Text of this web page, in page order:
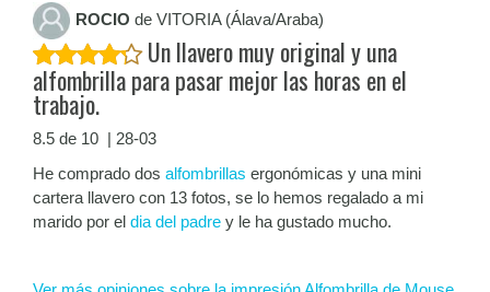
ROCIO de VITORIA (Álava/Araba)
Un llavero muy original y una
alfombrilla para pasar mejor las horas en el
trabajo.
8.5 de 10 | 28-03
He comprado dos alfombrillas ergonómicas y una mini
cartera llavero con 13 fotos, se lo hemos regalado a mi
marido por el dia del padre y le ha gustado mucho.